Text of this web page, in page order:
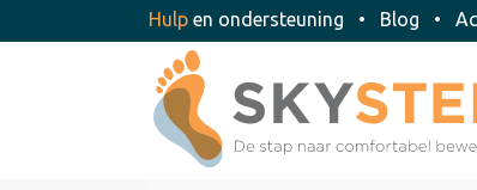
Hulp en ondersteuning • Blog •